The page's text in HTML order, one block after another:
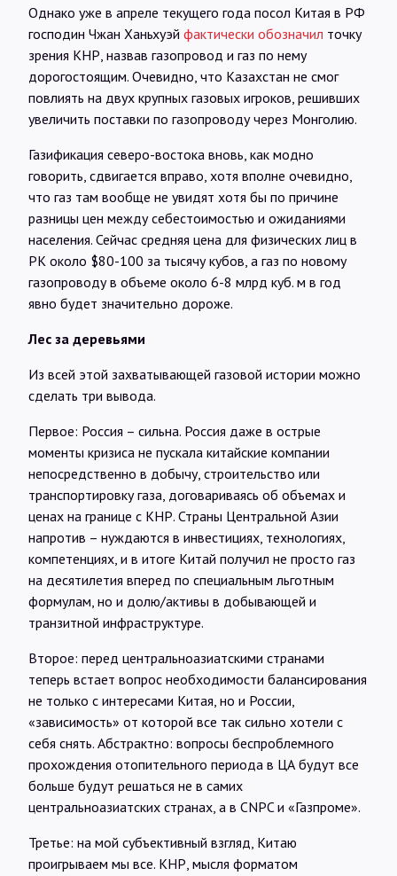
Однако уже в апреле текущего года посол Китая в РФ
господин Чжан Ханьхуэй фактически обозначил точку
зрения КНР, назвав газопровод и газ по нему
дорогостоящим. Очевидно, что Казахстан не смог
повлиять на двух крупных газовых игроков, решивших
увеличить поставки по газопроводу через Монголию.
Газификация северо-востока вновь, как модно
говорить, сдвигается вправо, хотя вполне очевидно,
что газ там вообще не увидят хотя бы по причине
разницы цен между себестоимостью и ожиданиями
населения. Сейчас средняя цена для физических лиц в
РК около $80-100 за тысячу кубов, а газ по новому
газопроводу в объеме около 6-8 млрд куб. м в год
явно будет значительно дороже.
Лес за деревьями
Из всей этой захватывающей газовой истории можно
сделать три вывода.
Первое: Россия – сильна. Россия даже в острые
моменты кризиса не пускала китайские компании
непосредственно в добычу, строительство или
транспортировку газа, договариваясь об объемах и
ценах на границе с КНР. Страны Центральной Азии
напротив – нуждаются в инвестициях, технологиях,
компетенциях, и в итоге Китай получил не просто газ
на десятилетия вперед по специальным льготным
формулам, но и долю/активы в добывающей и
транзитной инфраструктуре.
Второе: перед центральноазиатскими странами
теперь встает вопрос необходимости балансирования
не только с интересами Китая, но и России,
«зависимость» от которой все так сильно хотели с
себя снять. Абстрактно: вопросы беспроблемного
прохождения отопительного периода в ЦА будут все
больше будут решаться не в самих
центральноазиатских странах, а в CNPC и «Газпроме».
Третье: на мой субъективный взгляд, Китаю
проигрываем мы все. КНР, мысля форматом